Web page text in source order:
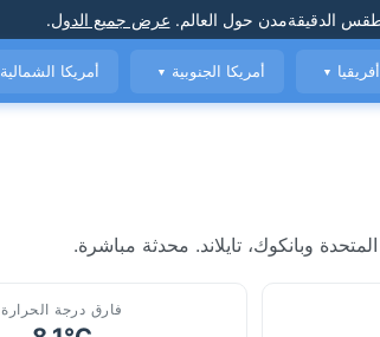
الدقيقةمدن حول العالم. عرض جميع الدول.
أفريقيا ▼ أمريكا الجنوبية ▼ أمريكا الشمالية
وبانكوك، تايلاند. محدثة مباشرة.
فارق درجة الحرارة